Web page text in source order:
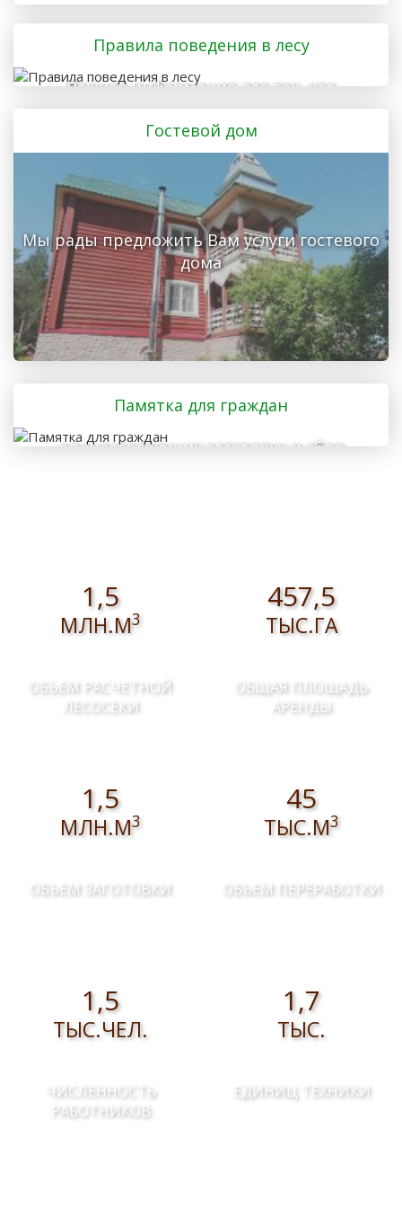
Правила поведения в лесу
Важная информация для тех, кто
отправляется в лес
Гостевой дом
Мы рады предложить Вам услуги гостевого
дома
Памятка для граждан
осуществляющих заготовку и сбор
1,5
МЛН.М3
ОБЪЕМ РАСЧЕТНОЙ
ЛЕСОСЕКИ
457,5
ТЫС.ГА
ОБЩАЯ ПЛОЩАДЬ
АРЕНДЫ
1,5
МЛН.М3
ОБЪЕМ ЗАГОТОВКИ
45
ТЫС.М3
ОБЪЕМ ПЕРЕРАБОТКИ
1,5
ТЫС.ЧЕЛ.
ЧИСЛЕННОСТЬ
РАБОТНИКОВ
1,7
ТЫС.
ЕДИНИЦ ТЕХНИКИ